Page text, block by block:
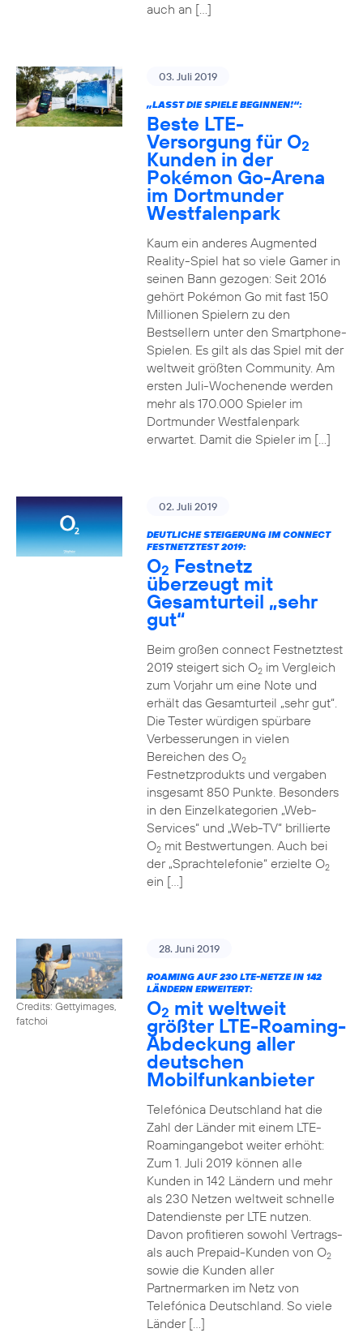
auch an […]
03. Juli 2019
„LASST DIE SPIELE BEGINNEN!“:
Beste LTE-
Versorgung für O2
Kunden in der
Pokémon Go-Arena
im Dortmunder
Westfalenpark
Kaum ein anderes Augmented
Reality-Spiel hat so viele Gamer in
seinen Bann gezogen: Seit 2016
gehört Pokémon Go mit fast 150
Millionen Spielern zu den
Bestsellern unter den Smartphone-
Spielen. Es gilt als das Spiel mit der
weltweit größten Community. Am
ersten Juli-Wochenende werden
mehr als 170.000 Spieler im
Dortmunder Westfalenpark
erwartet. Damit die Spieler im […]
02. Juli 2019
DEUTLICHE STEIGERUNG IM CONNECT
FESTNETZTEST 2019:
O2 Festnetz
überzeugt mit
Gesamturteil „sehr
gut“
Beim großen connect Festnetztest
2019 steigert sich O2im Vergleich
zum Vorjahr um eine Note und
erhält das Gesamturteil „sehr gut“.
Die Tester würdigen spürbare
Verbesserungen in vielen
Bereichen des O2
Festnetzprodukts und vergaben
insgesamt 850 Punkte. Besonders
in den Einzelkategorien „Web-
Services“ und „Web-TV“ brillierte
O2mit Bestwertungen. Auch bei
der „Sprachtelefonie“ erzielte O2
ein […]
Credits: Gettyimages,
fatchoi
28. Juni 2019
ROAMING AUF 230 LTE-NETZE IN 142
LÄNDERN ERWEITERT:
O2 mit weltweit
größter LTE-Roaming-
Abdeckung aller
deutschen
Mobilfunkanbieter
Telefónica Deutschland hat die
Zahl der Länder mit einem LTE-
Roamingangebot weiter erhöht:
Zum 1. Juli 2019 können alle
Kunden in 142 Ländern und mehr
als 230 Netzen weltweit schnelle
Datendienste per LTE nutzen.
Davon profitieren sowohl Vertrags-
als auch Prepaid-Kunden von O2
sowie die Kunden aller
Partnermarken im Netz von
Telefónica Deutschland. So viele
Länder […]